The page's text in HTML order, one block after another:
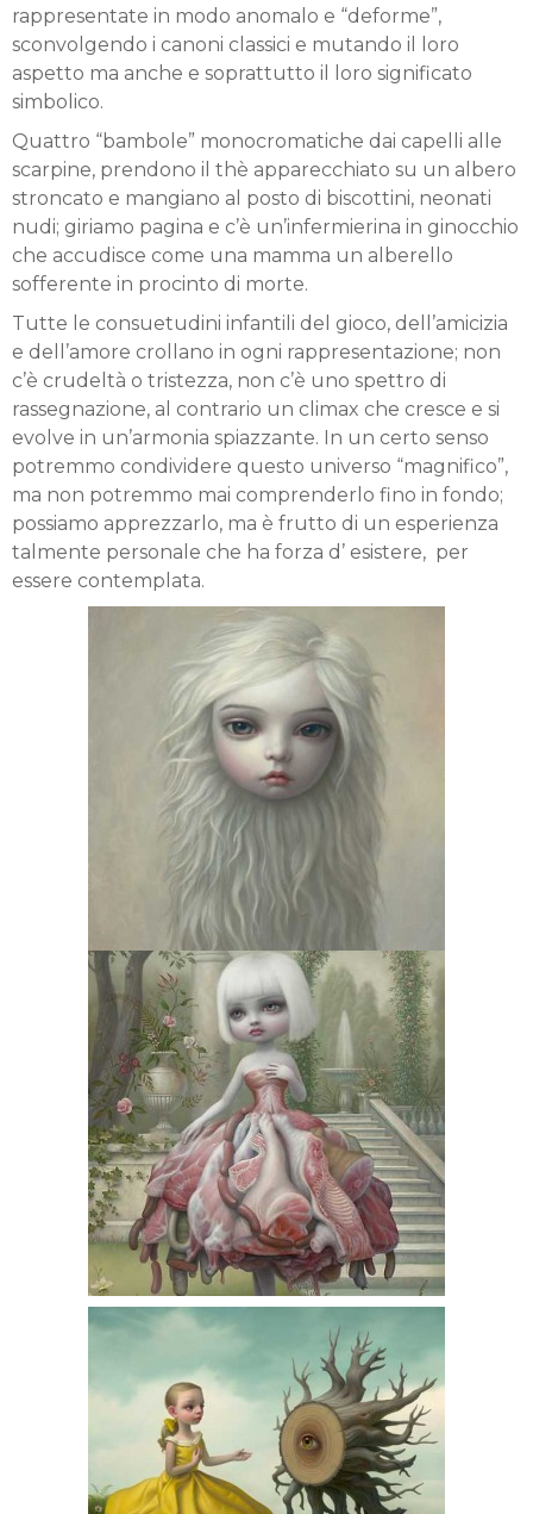
rappresentate in modo anomalo e “deforme”,
sconvolgendo i canoni classici e mutando il loro
aspetto ma anche e soprattutto il loro significato
simbolico.
Quattro “bambole” monocromatiche dai capelli alle
scarpine, prendono il thè apparecchiato su un albero
stroncato e mangiano al posto di biscottini, neonati
nudi; giriamo pagina e c’è un’infermierina in ginocchio
che accudisce come una mamma un alberello
sofferente in procinto di morte.
Tutte le consuetudini infantili del gioco, dell’amicizia
e dell’amore crollano in ogni rappresentazione; non
c’è crudeltà o tristezza, non c’è uno spettro di
rassegnazione, al contrario un climax che cresce e si
evolve in un’armonia spiazzante. In un certo senso
potremmo condividere questo universo “magnifico”,
ma non potremmo mai comprenderlo fino in fondo;
possiamo apprezzarlo, ma è frutto di un esperienza
talmente personale che ha forza d’ esistere, per
essere contemplata.